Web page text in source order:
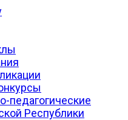
педагогические
Республики